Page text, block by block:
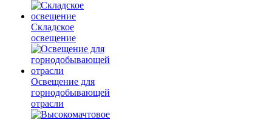
Складское
освещение
Освещение для
горнодобывающей
отрасли